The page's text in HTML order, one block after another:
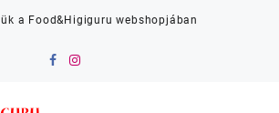
a Food&Higiguru webshopjában